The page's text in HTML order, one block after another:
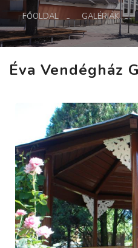
FŐOLDAL GALÉRIÁK
Éva Vendégház